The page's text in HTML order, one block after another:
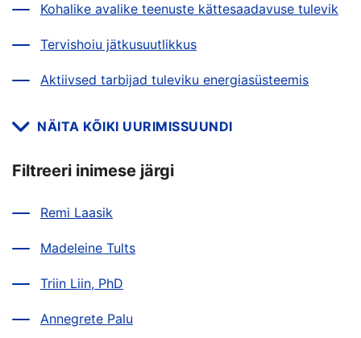
Kohalike avalike teenuste kättesaadavuse tulevik
Tervishoiu jätkusuutlikkus
Aktiivsed tarbijad tuleviku energiasüsteemis
NÄITA KÕIKI UURIMISSUUNDI
Filtreeri inimese järgi
Remi Laasik
Madeleine Tults
Triin Liin, PhD
Annegrete Palu